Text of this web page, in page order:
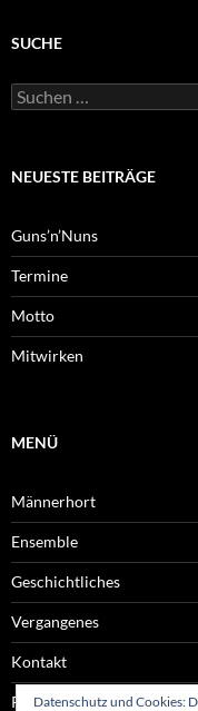
SUCHE
Suchen
nach:
NEUESTE BEITRÄGE
Guns’n’Nuns
Termine
Motto
Mitwirken
MENÜ
Männerhort
Ensemble
Geschichtliches
Vergangenes
Kontakt
Rechtliches
Datenschutz und Cookies: